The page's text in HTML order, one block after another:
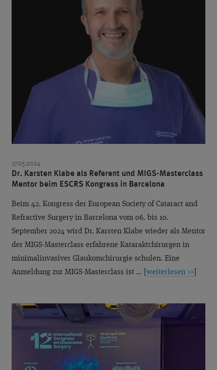
17.05.2024
Dr. Karsten Klabe als Referent und MIGS-Masterclass
Mentor beim ESCRS Kongress in Barcelona
Beim 42. Kongress der European Society of Cataract and
Refractive Surgery in Barcelona vom 06. bis 10.
September 2024 wird Dr. Karsten Klabe wieder als Mentor
der MIGS-Masterclass erfahrene Kataraktchirurgen in
minimalinvasiver Glaukomchirurgie schulen. Eine
Anmeldung zur MIGS-Masterclass ist ... [ weiterlesen >>